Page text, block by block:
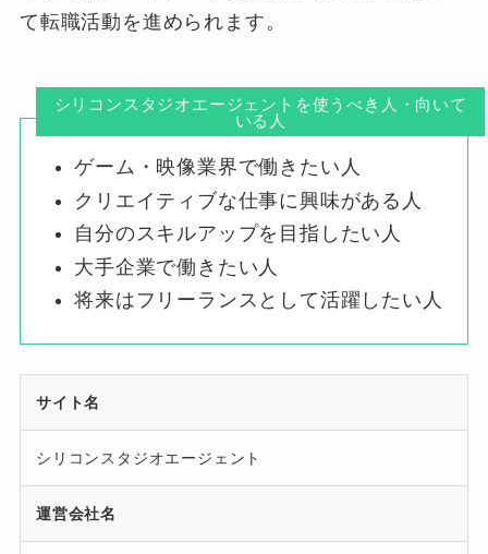
て転職活動を進められます。
シリコンスタジオエージェントを使うべき人・向いて
いる人
ゲーム・映像業界で働きたい人
クリエイティブな仕事に興味がある人
自分のスキルアップを目指したい人
大手企業で働きたい人
将来はフリーランスとして活躍したい人
サイト名
シリコンスタジオエージェント
運営会社名